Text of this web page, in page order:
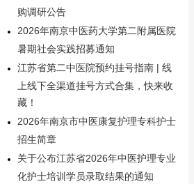
购调研公告
2026年南京中医药大学第二附属医院
暑期社会实践招募通知
江苏省第二中医院预约挂号指南 | 线
上线下全渠道挂号方式合集，快来收
藏！
2026年南京市中医康复护理专科护士
招生简章
关于公布江苏省2026年中医护理专业
化护士培训学员录取结果的通知